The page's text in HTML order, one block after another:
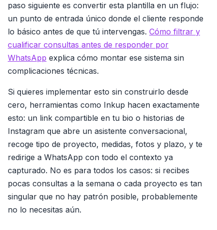
paso siguiente es convertir esta plantilla en un flujo:
un punto de entrada único donde el cliente responde
lo básico antes de que tú intervengas. Cómo filtrar y
cualificar consultas antes de responder por
WhatsApp explica cómo montar ese sistema sin
complicaciones técnicas.
Si quieres implementar esto sin construirlo desde
cero, herramientas como Inkup hacen exactamente
esto: un link compartible en tu bio o historias de
Instagram que abre un asistente conversacional,
recoge tipo de proyecto, medidas, fotos y plazo, y te
redirige a WhatsApp con todo el contexto ya
capturado. No es para todos los casos: si recibes
pocas consultas a la semana o cada proyecto es tan
singular que no hay patrón posible, probablemente
no lo necesitas aún.